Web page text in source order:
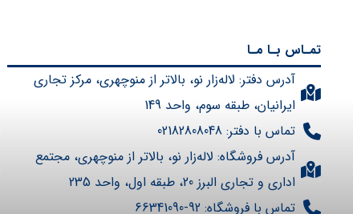
تمـاس بـا مـا
آدرس دفتر: لاله‌زار نو، بالاتر از منوچهری، مرکز تجاری
ایرانیان، طبقه سوم، واحد 149
تماس با دفتر: 02182808048
آدرس فروشگاه: لاله‌زار نو، بالاتر از منوچهری، مجتمع
اداری و تجاری البرز 20، طبقه اول، واحد 235
تماس با فروشگاه: 92-66341090